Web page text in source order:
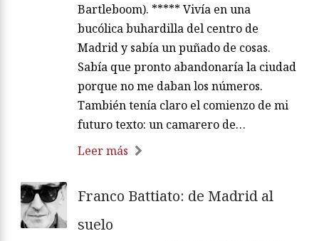
Bartleboom). ***** Vivía en una
bucólica buhardilla del centro de
Madrid y sabía un puñado de cosas.
Sabía que pronto abandonaría la ciudad
porque no me daban los números.
También tenía claro el comienzo de mi
futuro texto: un camarero de…
Leer más
Franco Battiato: de Madrid al
suelo